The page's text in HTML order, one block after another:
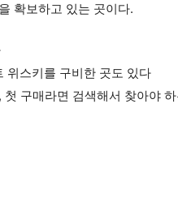
확보하고 있는 곳이다.
위스키를 구비한 곳도 있다
구매라면 검색해서 찾아야